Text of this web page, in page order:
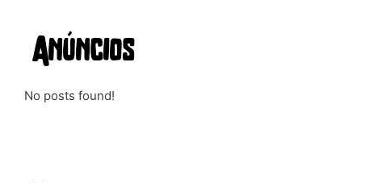
Anúncios
No posts found!